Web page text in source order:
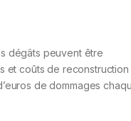
dégâts peuvent être
et coûts de
de dommages